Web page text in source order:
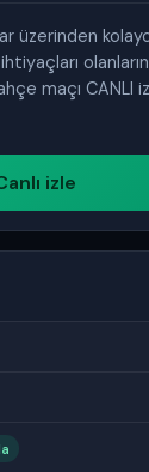
üzerinden
maçı CANLI
izle